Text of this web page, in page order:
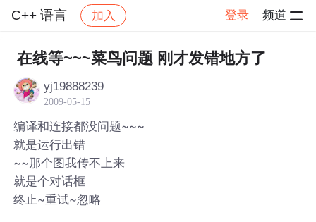
C++ 语言 加入 登录 频道
社区 C++ 语言 帖子详情
在线等~~~菜鸟问题 刚才发错地方了
yj19888239
2009-05-15
编译和连接都没问题~~~
就是运行出错
~~那个图我传不上来
就是个对话框
终止~重试~忽略